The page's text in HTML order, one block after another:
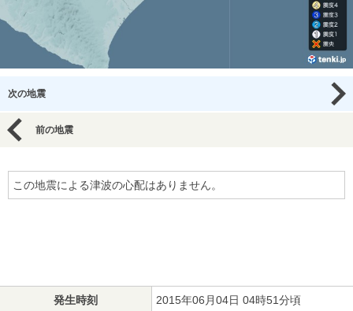
次の地震
前の地震
この地震による津波の心配はありません。
発生時刻 2015年06月04日 04時51分頃